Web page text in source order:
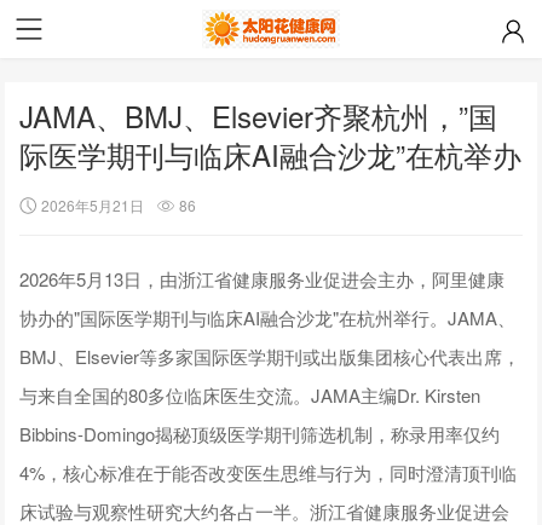
JAMA、BMJ、Elsevier齐聚杭州，”国
际医学期刊与临床AI融合沙龙”在杭举办
2026年5月21日 86
2026年5月13日，由浙江省健康服务业促进会主办，阿里健康
协办的"国际医学期刊与临床AI融合沙龙"在杭州举行。JAMA、
BMJ、Elsevier等多家国际医学期刊或出版集团核心代表出席，
与来自全国的80多位临床医生交流。JAMA主编Dr. Kirsten
Bibbins-Domingo揭秘顶级医学期刊筛选机制，称录用率仅约
4%，核心标准在于能否改变医生思维与行为，同时澄清顶刊临
床试验与观察性研究大约各占一半。浙江省健康服务业促进会